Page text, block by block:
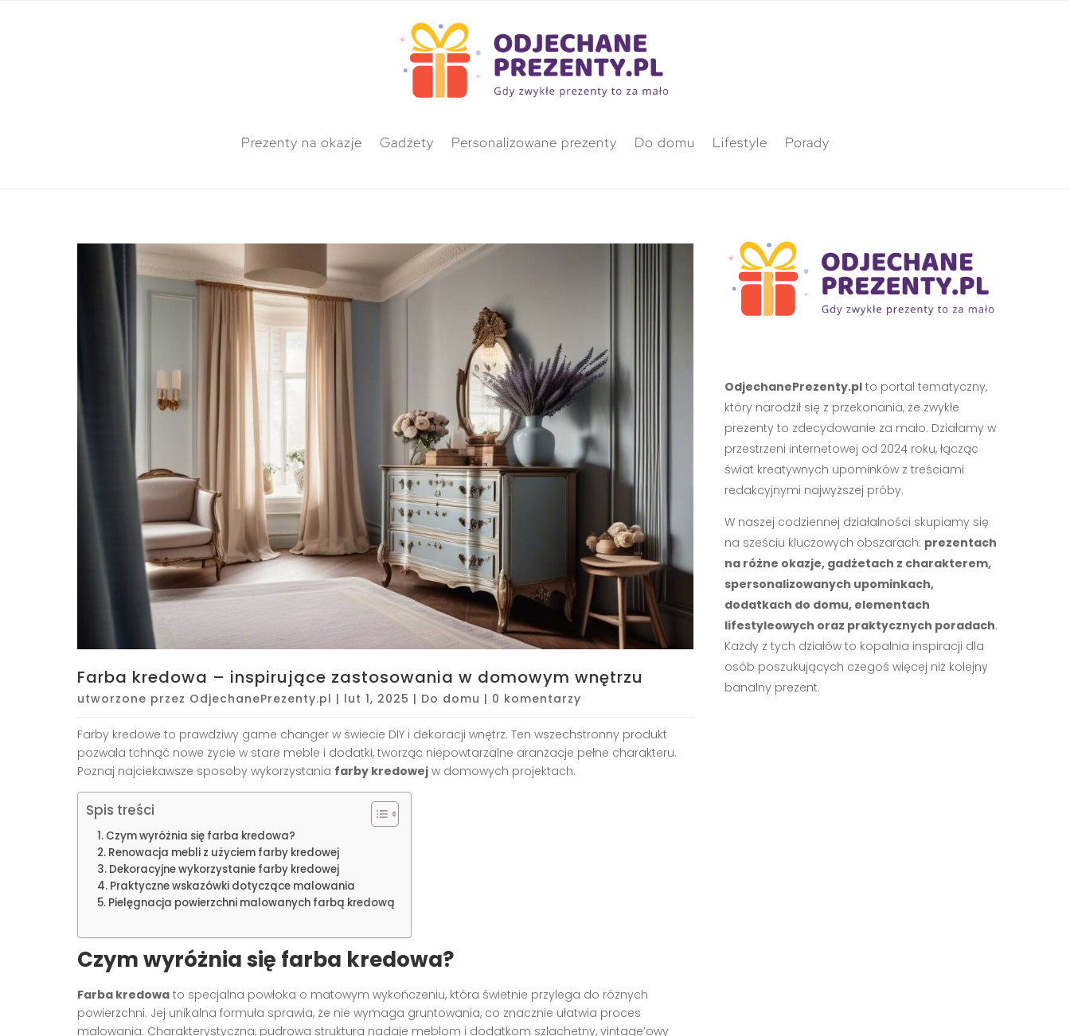
Prezenty na okazje Gadżety Personalizowane prezenty Do domu Lifestyle Porady
Farba kredowa – inspirujące zastosowania w domowym wnętrzu
utworzone przez OdjechanePrezenty.pl | lut 1, 2025 | Do domu | 0 komentarzy
Farby kredowe to prawdziwy game changer w świecie DIY i dekoracji wnętrz. Ten wszechstronny produkt
pozwala tchnąć nowe życie w stare meble i dodatki, tworząc niepowtarzalne aranżacje pełne charakteru.
Poznaj najciekawsze sposoby wykorzystania farby kredowej w domowych projektach.
Spis treści
Czym wyróżnia się farba kredowa?
Renowacja mebli z użyciem farby kredowej
Dekoracyjne wykorzystanie farby kredowej
Praktyczne wskazówki dotyczące malowania
Pielęgnacja powierzchni malowanych farbą kredową
Czym wyróżnia się farba kredowa?
Farba kredowa to specjalna powłoka o matowym wykończeniu, która świetnie przylega do różnych
powierzchni. Jej unikalna formuła sprawia, że nie wymaga gruntowania, co znacznie ułatwia proces
malowania. Charakterystyczna, pudrowa struktura nadaje meblom i dodatkom szlachetny, vintage’owy
OdjechanePrezenty.plto portal tematyczny,
który narodził się z przekonania, że zwykłe
prezenty to zdecydowanie za mało. Działamy w
przestrzeni internetowej od 2024 roku, łącząc
świat kreatywnych upominków z treściami
redakcyjnymi najwyższej próby.
W naszej codziennej działalności skupiamy się
na sześciu kluczowych obszarach: prezentach
na różne okazje, gadżetach z charakterem,
spersonalizowanych upominkach,
dodatkach do domu, elementach
lifestyleowych oraz praktycznych poradach.
Każdy z tych działów to kopalnia inspiracji dla
osób poszukujących czegoś więcej niż kolejny
banalny prezent.